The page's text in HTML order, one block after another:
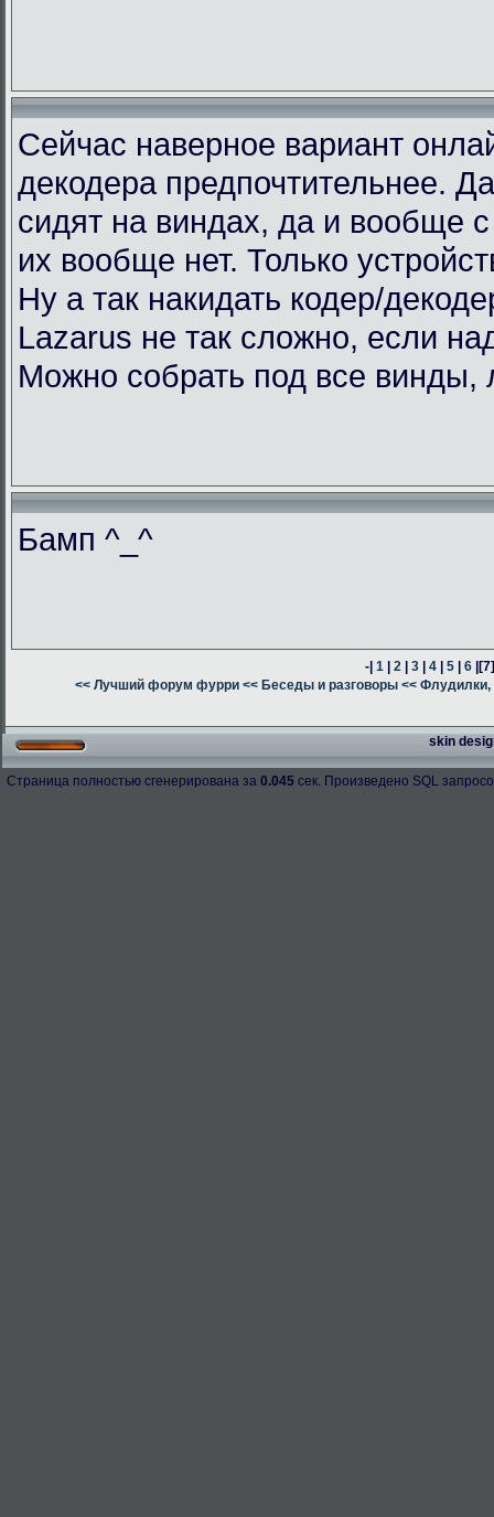
Сейчас наверное вариант
декодера предпочтительнее.
сидят на виндах, да и вообще с
их вообще нет. Только
Ну а так накидать кодер/
Lazarus не так сложно, если
Можно собрать под все винды,
Бамп ^_^
-|1 |2 |3 |4 |5 |6 |
<< Лучший форум фурри << Беседы и разговоры << Флудилки,
skin
Страница полностью сгенерирована за 0.045 сек. Произведено SQL